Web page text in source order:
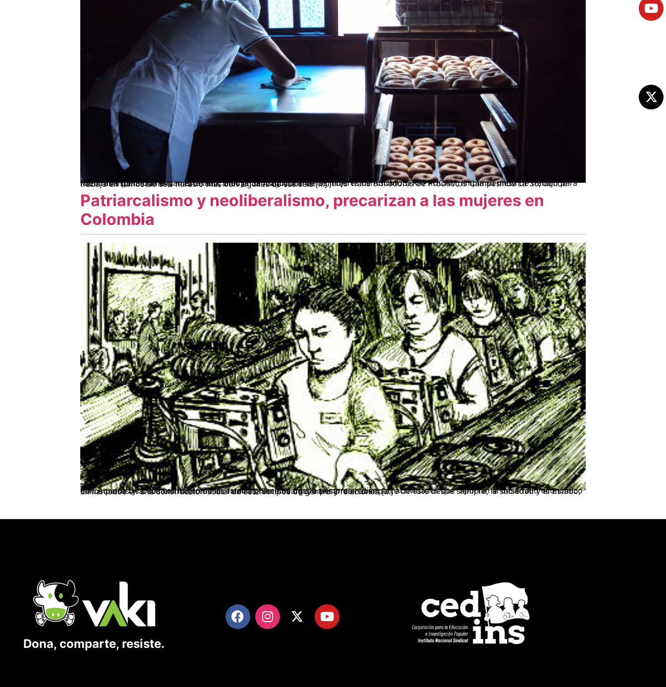
Mientras espera que el pan esté listo, Gladys Santiago, una de las mujeres de ASOMUSTRAPROCAM, limpia su mesa de trabajo para hacer más pan. Ella lleva más de seis años en la Asociación de Mujeres Transformadoras de Productos Campesinos La 36, donde trabaja en turnos de seis horas o más con algunas de sus seis […]
Patriarcalismo y neoliberalismo, precarizan a las mujeres en
Colombia
Por: Adriana De León Las mujeres han estado presentes desde siempre en diversas actividades que aportan al desarrollo económico de los países y al sostenimiento de las familias. Sin embargo, a pesar de hacer parte de este desde siempre, la sociedad y el Estado, enmarcados en una construcción social de estereotipos de género y relaciones […]
Dona, comparte, resiste.